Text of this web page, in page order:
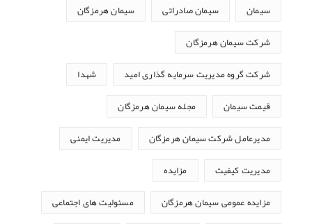
سیمان سیمان صادراتی سیمان هرمزگان
شرکت سیمان هرمزگان
شرکت گروه مدیریت سرمایه گذاری امید شهدا
قیمت سیمان مجله سیمان هرمزگان
مدیرعامل شرکت سیمان هرمزگان مدیریت ایمنی
مدیریت کیفیت مزایده
مزایده عمومی سیمان هرمزگان مسئولیت های اجتماعی